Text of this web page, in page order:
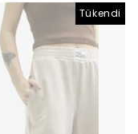
Tükendi